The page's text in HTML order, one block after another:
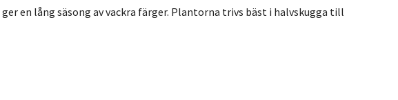
en lång säsong av vackra färger. Plantorna trivs bäst i halvskugga till